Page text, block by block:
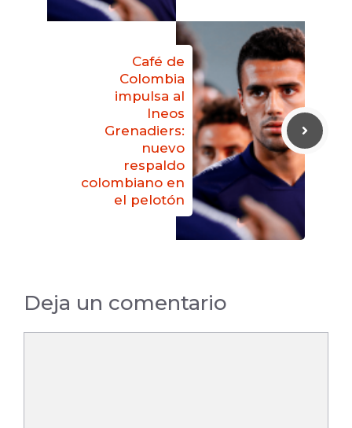
Café de
Colombia
impulsa al
Ineos
Grenadiers:
nuevo
respaldo
colombiano en
el pelotón
Deja un comentario